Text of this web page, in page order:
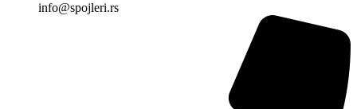
info@spojleri.rs